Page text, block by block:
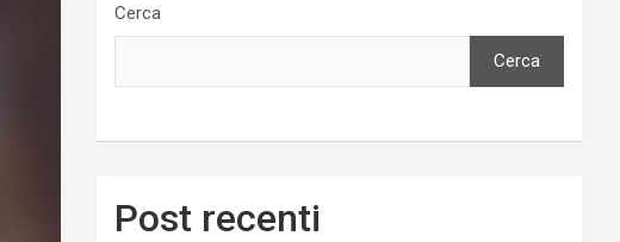
Cerca
Cerca
Post recenti